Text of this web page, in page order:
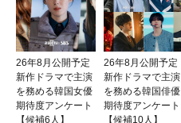
26年8月公開予定
新作ドラマで主演
を務める韓国女優
期待度アンケート
【候補6人】
26年8月公開予定
新作ドラマで主演
を務める韓国俳優
期待度アンケート
【候補10人】